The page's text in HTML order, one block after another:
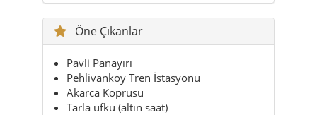
Öne Çıkanlar
Pavli Panayırı
Pehlivanköy Tren İstasyonu
Akarca Köprüsü
Tarla ufku (altın saat)